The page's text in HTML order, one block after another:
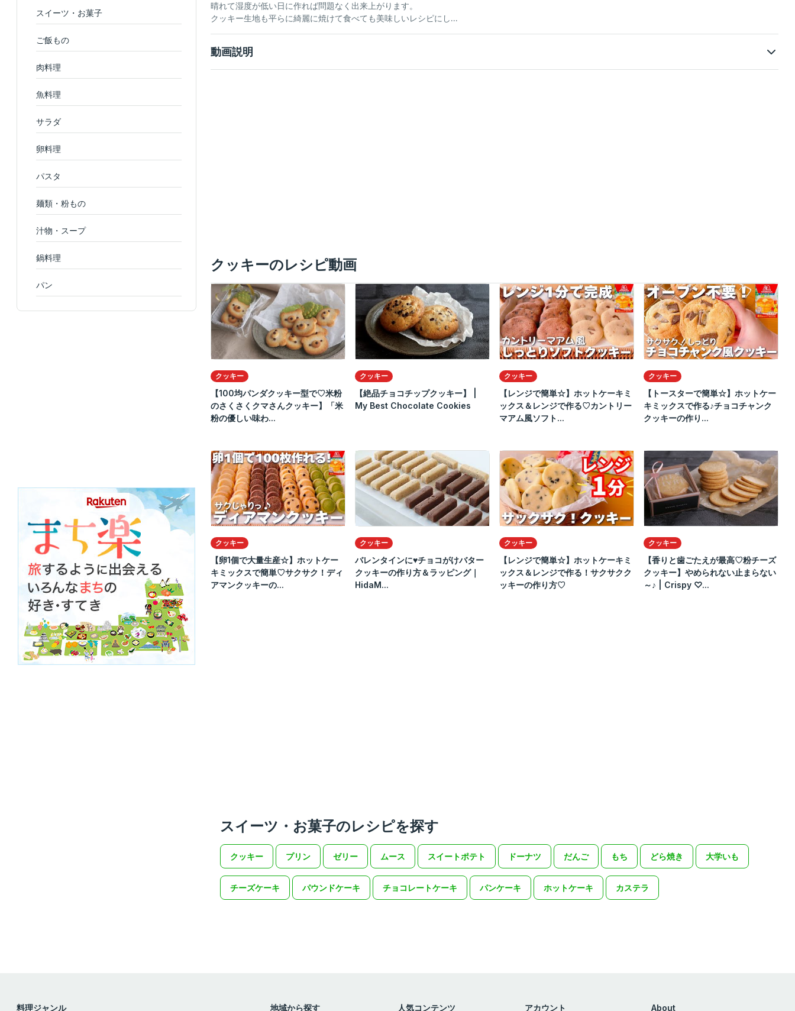
スイーツ・お菓子
ご飯もの
肉料理
魚料理
サラダ
卵料理
パスタ
麺類・粉もの
汁物・スープ
鍋料理
パン
晴れて湿度が低い日に作れば問題なく出来上がります。
クッキー生地も平らに綺麗に焼けて食べても美味しいレシピにし...
動画説明
クッキーのレシピ動画
クッキー
【100均パンダクッキー型で♡米粉
のさくさくクマさんクッキー】「米
粉の優しい味わ...
クッキー
【絶品チョコチップクッキー】 |
My Best Chocolate Cookies
クッキー
【レンジで簡単☆】ホットケーキミ
ックス＆レンジで作る♡カントリー
マアム風ソフト...
クッキー
【トースターで簡単☆】ホットケー
キミックスで作る♪チョコチャンク
クッキーの作り...
クッキー
【卵1個で大量生産☆】ホットケー
キミックスで簡単♡サクサク！ディ
アマンクッキーの...
クッキー
バレンタインに♥️チョコがけバター
クッキーの作り方＆ラッピング｜
HidaM...
クッキー
【レンジで簡単☆】ホットケーキミ
ックス＆レンジで作る！サクサクク
ッキーの作り方♡
クッキー
【香りと歯ごたえが最高♡粉チーズ
クッキー】やめられない止まらない
～♪ | Crispy ♡...
スイーツ・お菓子のレシピを探す
クッキー プリン ゼリー ムース スイートポテト ドーナツ だんご もち どら焼き 大学いも
チーズケーキ パウンドケーキ チョコレートケーキ パンケーキ ホットケーキ カステラ
料理ジャンル 地域から探す 人気コンテンツ アカウント About